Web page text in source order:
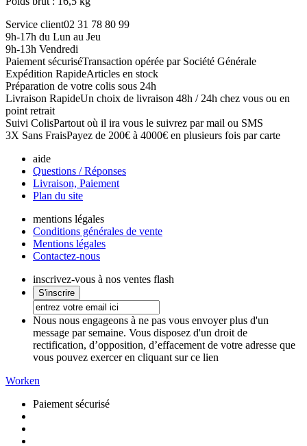
Service client02 31 78 80 99
9h-17h du Lun au Jeu
9h-13h Vendredi
Paiement sécuriséTransaction opérée par Société Générale
Expédition RapideArticles en stock
Préparation de votre colis sous 24h
Livraison RapideUn choix de livraison 48h / 24h chez vous ou en
point retrait
Suivi ColisPartout où il ira vous le suivrez par mail ou SMS
3X Sans FraisPayez de 200€ à 4000€ en plusieurs fois par carte
aide
Questions / Réponses
Livraison, Paiement
Plan du site
mentions légales
Conditions générales de vente
Mentions légales
Contactez-nous
inscrivez-vous à nos ventes flash
Nous nous engageons à ne pas vous envoyer plus d'un
message par semaine. Vous disposez d'un droit de
rectification, d’opposition, d’effacement de votre adresse que
vous pouvez exercer en cliquant sur ce lien
Worken
Paiement sécurisé